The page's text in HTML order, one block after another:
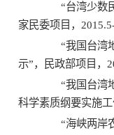
“台湾少数民
家民委项目，
“我国台湾地
示”，民政部项目，
“我国台湾地
科学素质纲要实施工
“海峡两岸农